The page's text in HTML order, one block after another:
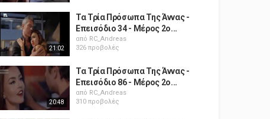
21:02
Τα Τρία Πρόσωπα Της Άννας -
Επεισόδιο 34 - Μέρος 2ο...
από RC_Andreas
326 προβολές
20:48
Τα Τρία Πρόσωπα Της Άννας -
Επεισόδιο 86 - Μέρος 2ο...
από RC_Andreas
310 προβολές